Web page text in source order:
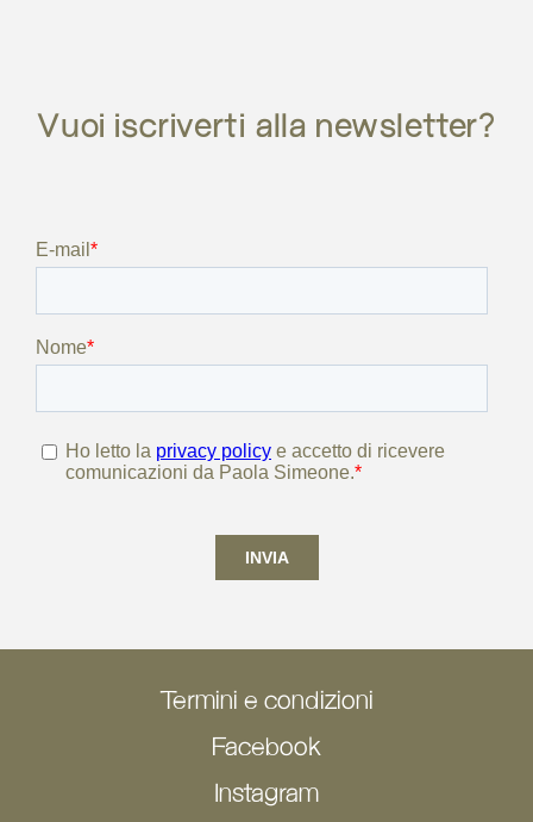
Via Roma 3
More info
Vuoi iscriverti alla newsletter?
Termini e condizioni
Facebook
Instagram